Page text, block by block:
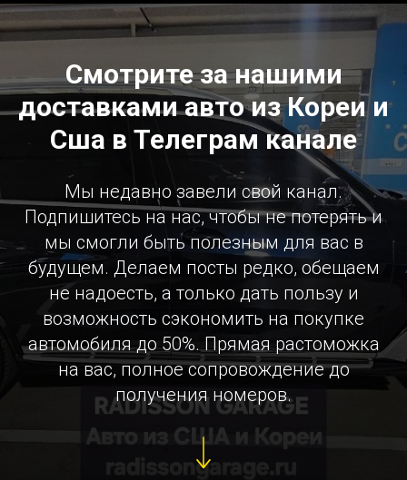
Смотрите за нашими
доставками авто из Кореи и
Сша в Телеграм канале
Мы недавно завели свой канал.
Подпишитесь на нас, чтобы не потерять и
мы смогли быть полезным для вас в
будущем. Делаем посты редко, обещаем
не надоесть, а только дать пользу и
возможность сэкономить на покупке
автомобиля до 50%. Прямая растоможка
на вас, полное сопровождение до
получения номеров.